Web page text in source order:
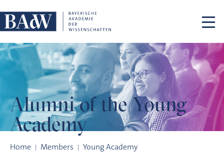
Alumni of the Young
Academy
Home Members Young Academy